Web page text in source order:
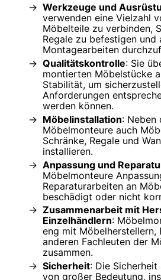
Werkzeuge und
verwenden eine Vielzahl
Möbelteile zu verbinden,
Regale zu befestigen und
Montagearbeiten
Qualitätskontrolle: Sie
montierten Möbelstücke
Stabilität, um
Anforderungen
werden können.
Möbelinstallation: Neben
Möbelmonteure auch
Schränke, Regale und
installieren.
Anpassung und
Möbelmonteure
Reparaturarbeiten an
beschädigt oder nicht
Zusammenarbeit mit
Einzelhändlern:
eng mit Möbelherstellern,
anderen Fachleuten der
zusammen.
Sicherheit: Die
von großer Bedeutung,